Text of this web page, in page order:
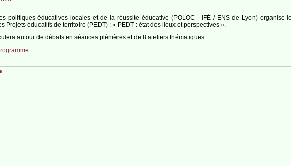
politiques éducatives locales et de la réussite éducative (POLOC - IFÉ / ENS de Lyon)
Projets éducatifs de territoire (PEDT) : « PEDT : état des lieux et perspectives ».
autour de débats en séances plénières et de 8 ateliers thématiques.